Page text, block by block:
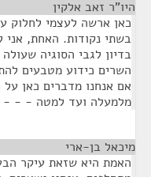
היו"ר זאב אלקין
כאן ארשה לעצמי לחלוק
בשתי נקודות. האחת,
בדיון לגבי הסוגיה
השרים כידוע מטבעים
אם אנחנו מדברים כאן
מלמעלה ועד למטה - - -
מיכאל בן-ארי
האמת היא שזאת עיקר